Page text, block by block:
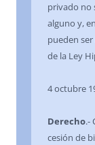
privado no
alguno y,
pueden
de la Ley
4 octubre
Derecho.-
cesión de